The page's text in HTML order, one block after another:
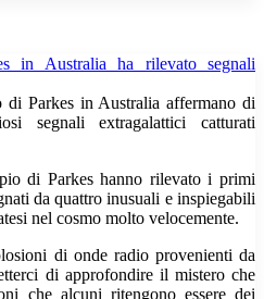
di Parkes in Australia affermano di
segnali extragalattici catturati
di Parkes hanno rilevato i primi
da quattro inusuali e inspiegabili
nel cosmo molto velocemente.
di onde radio provenienti da
di approfondire il mistero che
che alcuni ritengono essere dei